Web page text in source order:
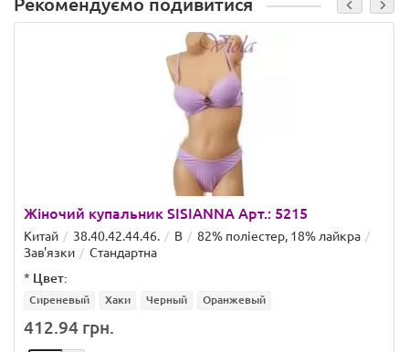
Рекомендуємо подивитися
Жіночий купальник SISIANNA Арт.: 5215
Китай 38.40.42.44.46. B
82% поліестер, 18% лайкра
Зав'язки
Стандартна
* Цвет:
Сиреневый Хаки Черный Оранжевый
412.94 грн.